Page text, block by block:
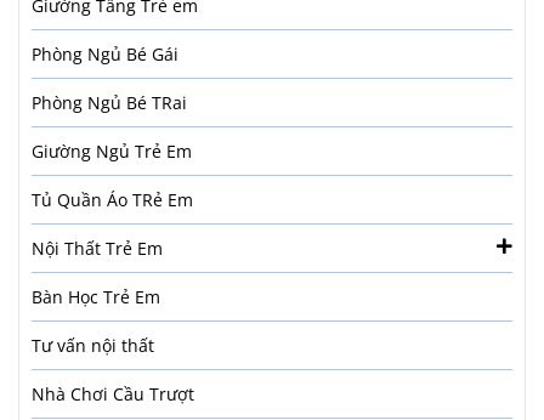
Giường Tầng Trẻ em
Phòng Ngủ Bé Gái
Phòng Ngủ Bé TRai
Giường Ngủ Trẻ Em
Tủ Quần Áo TRẻ Em
Nội Thất Trẻ Em
Bàn Học Trẻ Em
Tư vấn nội thất
Nhà Chơi Cầu Trượt